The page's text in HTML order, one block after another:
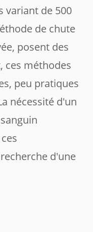
variant de 500
de chute
posent des
ces méthodes
peu pratiques
nécessité d'un
d'une